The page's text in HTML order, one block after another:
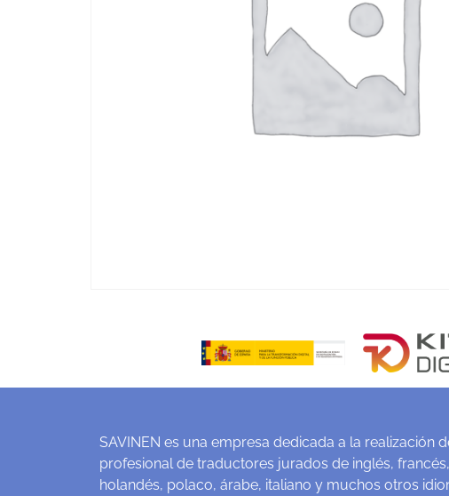
SAVINEN es una empresa dedicada a la
profesional de traductores jurados de inglés,
holandés, polaco, árabe, italiano y muchos otros